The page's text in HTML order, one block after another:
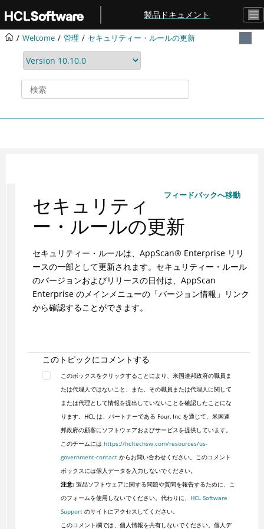
メインコンテンツにジャンプ
製品ドキュメント
Welcome 管理 セキュリティー・ルールの更新
フィードバックへ移動
セキュリティ
ー・ルールの更新
セキュリティー・ルールは、AppScan® Enterprise リリ
ースの一部として更新されます。セキュリティー・ルール
のバージョンおよびリリースの日付は、AppScan
Enterprise のメインメニューの「バージョン情報」リンク
から確認することができます。
このトピックにコメントする
このボックスをクリックすることにより、米国連邦政府の職員ま
たは代理人ではないこと、また、その職員または代理人に関して
または代理として情報を提出していないことを確認したことにな
ります。HCL は、パートナーである Four, Inc を通じて、米国連
邦政府の顧客にソフトウェアおよびサービスを提供しています。
このチームには https://hcltechsw.com/resources/us-
government-contactからお問い合わせください。このコメント
ボックスには個人データを入力しないでください。
注意:製品ソフトウェアに関する問題や質問を報告するために、こ
のフォームを使用しないでください。代わりに、 HCL Software
Supportのサイトにアクセスしてください。
このコメント欄では、個人情報を共有しないでください。個人デ